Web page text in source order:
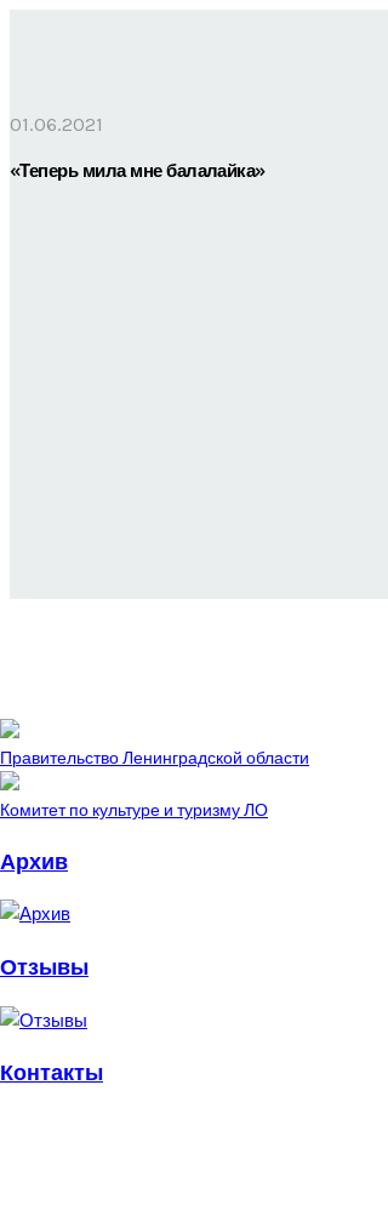
01.06.2021
«Теперь мила мне балалайка»
Правительство Ленинградской области
Комитет по культуре и туризму ЛО
Архив
Отзывы
Контакты